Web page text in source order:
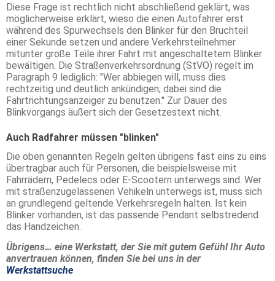
Diese Frage ist rechtlich nicht abschließend geklärt, was
möglicherweise erklärt, wieso die einen Autofahrer erst
während des Spurwechsels den Blinker für den Bruchteil
einer Sekunde setzen und andere Verkehrsteilnehmer
mitunter große Teile ihrer Fahrt mit angeschaltetem Blinker
bewältigen. Die Straßenverkehrsordnung (StVO) regelt im
Paragraph 9 lediglich: "Wer abbiegen will, muss dies
rechtzeitig und deutlich ankündigen; dabei sind die
Fahrtrichtungsanzeiger zu benutzen." Zur Dauer des
Blinkvorgangs äußert sich der Gesetzestext nicht.
Auch Radfahrer müssen "blinken"
Die oben genannten Regeln gelten übrigens fast eins zu eins
übertragbar auch für Personen, die beispielsweise mit
Fahrrädern, Pedelecs oder E-Scootern unterwegs sind. Wer
mit straßenzugelassenen Vehikeln unterwegs ist, muss sich
an grundlegend geltende Verkehrsregeln halten. Ist kein
Blinker vorhanden, ist das passende Pendant selbstredend
das Handzeichen.
Übrigens… eine Werkstatt, der Sie mit gutem Gefühl Ihr Auto
anvertrauen können, finden Sie bei uns in der
Werkstattsuche